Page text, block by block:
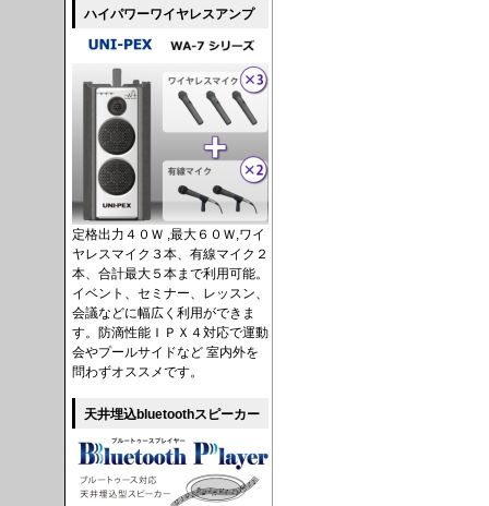
ハイパワーワイヤレスアンプ
定格出力４０Ｗ ,最大６０Ｗ,ワイ
ヤレスマイク３本、有線マイク２
本、合計最大５本まで利用可能。
イベント、セミナー、レッスン、
会議などに幅広く利用ができま
す。防滴性能ＩＰＸ４対応で運動
会やプールサイドなど 室内外を
問わずオススメです。
天井埋込bluetoothスピーカー